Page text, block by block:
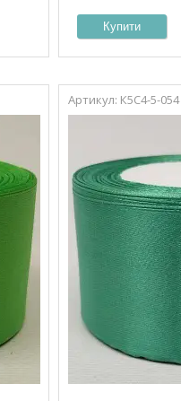
Купити
К5С4-5-054